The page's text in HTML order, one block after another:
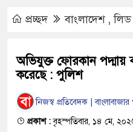
প্রচ্ছদ বাংলাদেশ,
অভিযুক্ত ফোরকান পদ্মায়
করেছে : পুলিশ
নিজস্ব প্রতিবেদক | বাংলাবাজার
প্রকাশ :বৃহস্পতিবার, ১৪ মে,